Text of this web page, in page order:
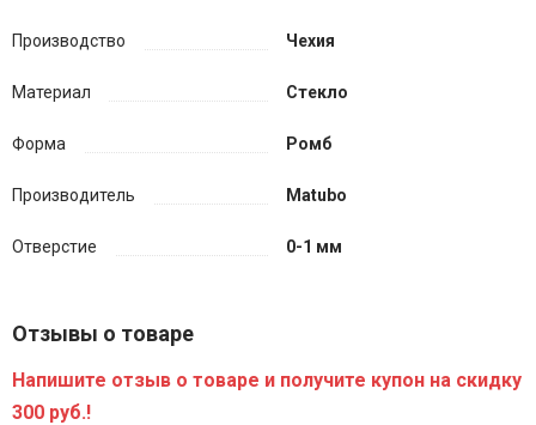
Производство Чехия
Материал Стекло
Форма Ромб
Производитель Matubo
Отверстие 0-1 мм
Отзывы о товаре
Напишите отзыв о товаре и получите купон на скидку
300 руб.!